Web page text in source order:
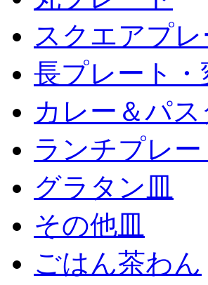
スクエアプレ
長プレート
カレー＆パ
ランチプレー
グラタン皿
その他皿
ごはん茶わん